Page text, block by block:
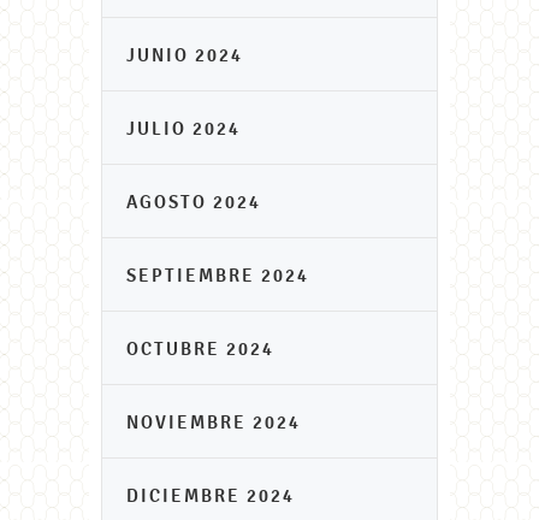
JUNIO 2024
JULIO 2024
AGOSTO 2024
SEPTIEMBRE 2024
OCTUBRE 2024
NOVIEMBRE 2024
DICIEMBRE 2024